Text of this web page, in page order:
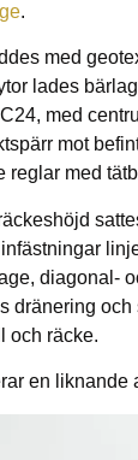
.
med
lades
med
mot
med
diagonal-
och räcke.
en liknande